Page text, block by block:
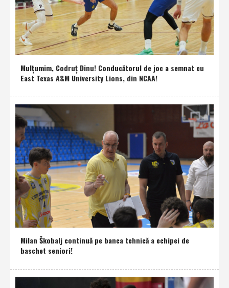
Mulţumim, Codruţ Dinu! Conducătorul de joc a semnat cu
East Texas A&M University Lions, din NCAA!
Milan Škobalj continuă pe banca tehnică a echipei de
baschet seniori!